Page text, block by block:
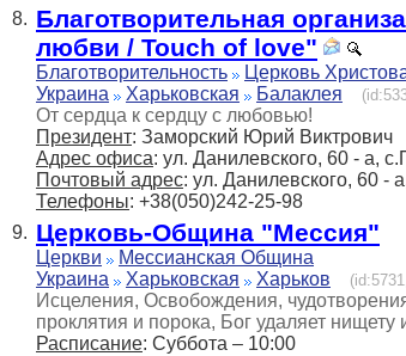
8. Благотворительная
любви / Touch of love"
Благотворительность
Церковь
Украина
Харьковская Балаклея
От сердца к сердцу с любовью!
Президент: Заморский Юрий Виктрович
Адрес офиса: ул. Данилевского, 60 - а,
Почтовый адрес: ул. Данилевского, 60 -
Телефоны: +38(050)242-25-98
9. Церковь-Община "Мессия"
Церкви
Мессианская Община
Украина
Харьковская Харьков
Исцеления, Освобождения,
проклятия и порока, Бог удаляет нищету
Расписание: Суббота – 10:00